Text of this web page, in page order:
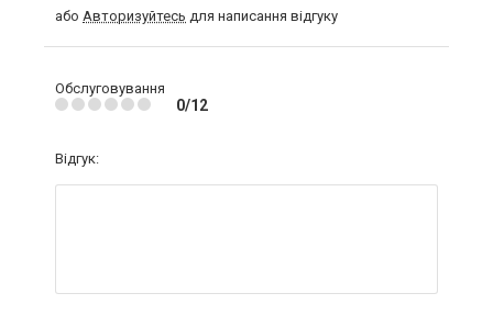
або Авторизуйтесь для написання відгуку
Обслуговування
0/12
Відгук: